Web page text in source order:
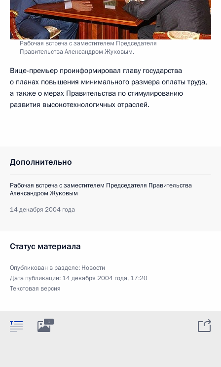
Рабочая встреча с заместителем Председателя
Правительства Александром Жуковым.
Вице-премьер проинформировал главу государства
о планах повышения минимального размера оплаты труда,
а также о мерах Правительства по стимулированию
развития высокотехнологичных отраслей.
Дополнительно
Рабочая встреча с заместителем Председателя Правительства
Александром Жуковым
14 декабря 2004 года
Статус материала
Опубликован в разделе: Новости
Дата публикации: 14 декабря 2004 года, 17:20
Текстовая версия
1